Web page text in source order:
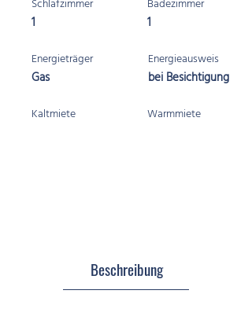
Energieträger
Gas
Energieausweis
bei Besichtigung
Schlafzimmer
1
Kaltmiete
Badezimmer
1
Warmmiete
Beschreibung